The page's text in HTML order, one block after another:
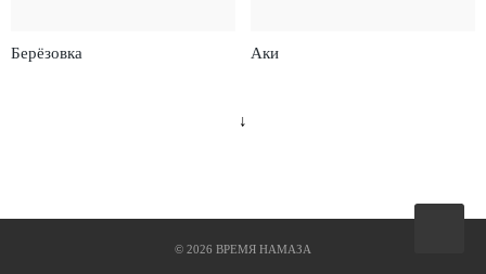
Берёзовка Аки
↓
© 2026 ВРЕМЯ НАМАЗА